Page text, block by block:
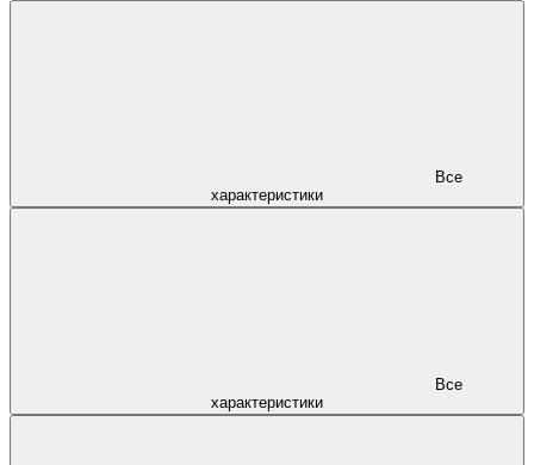
характеристики
характеристики